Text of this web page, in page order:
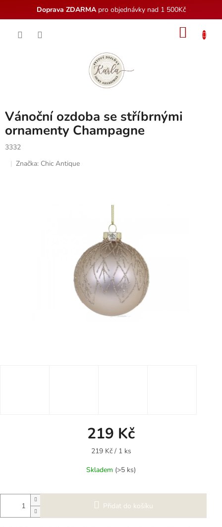
Doprava ZDARMApro objednávky nad 1 500Kč
Vánoční ozdoba se stříbrnými
ornamenty Champagne
3332
Značka: Chic Antique
219 Kč
Měrná
219 Kč / 1 ks
Skladem (>5 ks)
Přidat do košíku